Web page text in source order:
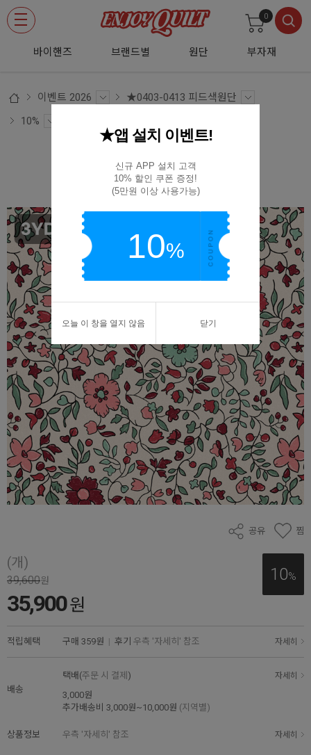
바이핸즈 브랜드별 원단 부자재
0
이벤트 2026
★0403-0413 피드색원단
10%
DTP 타샤의 정원 원단 - 3YD 1세트
EYPD-D66 3YD
공유 찜
(개)
10%
39,600원
35,900원
적립혜택 구매 359원 | 후기 우측 '자세히' 참조 자세히
배송
택배(주문 시 결제 ) 자세히
3,000원
추가배송비 3,000원~10,000원 (지역별)
상품정보 우측 '자세히' 참조 자세히
★앱 설치 이벤트!
신규 APP 설치 고객
10% 할인 쿠폰 증정!
(5만원 이상 사용가능)
10%
오늘 이 창을 열지 않음 닫기